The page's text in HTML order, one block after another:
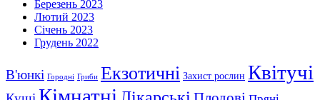
Березень 2023
Лютий 2023
Січень 2023
Грудень 2022
В'юнкі Городні Гриби Екзотичні Захист рослин Квітучі